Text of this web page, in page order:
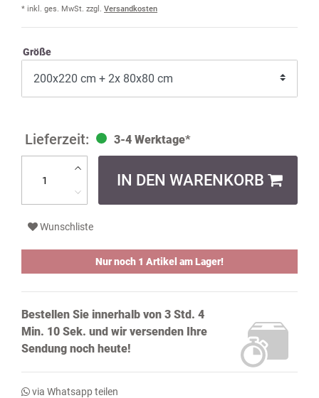
* inkl. ges. MwSt. zzgl. Versandkosten
Größe
3-4 Werktage*
IN DEN WARENKORB
Wunschliste
Nur noch 1 Artikel am Lager!
Bestellen Sie innerhalb von 3 Std. 4
Min. 9 Sek.und wir versenden Ihre
Sendung noch heute!
via Whatsapp teilen